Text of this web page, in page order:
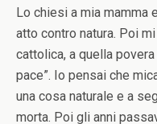
Lo chiesi a mia mamma
atto contro natura. Poi
cattolica, a quella
pace”. Io pensai che
una cosa naturale e a
morta. Poi gli anni